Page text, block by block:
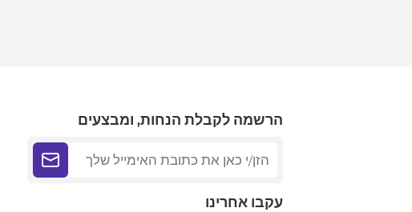
הרשמה לקבלת הנחות, ומבצעים
עקבו אחרינו